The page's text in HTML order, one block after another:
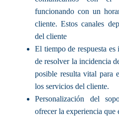
funcionando con un
cliente. Estos canales
del cliente
El tiempo de respuesta es
de resolver la incidencia
posible resulta vital para
los servicios del cliente.
Personalización del
ofrecer la experiencia que